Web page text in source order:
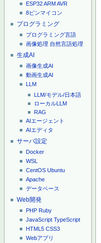
ESP32ARMAVR
8ピンマイコン
プログラミング
プログラミング言語
画像処理 自然言語処理
生成AI
画像生成AI
動画生成AI
LLM
LLM/モデル/日本語
ローカルLLM
RAG
AIエージェント
AIエディタ
サーバ設定
Docker
WSL
CentOS Ubuntu
Apache
データベース
Web開発
PHP Ruby
JavaScript TypeScript
HTML5 CSS3
Webアプリ